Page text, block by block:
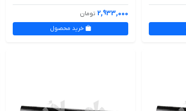
2,933,000 تومان
خرید محصول